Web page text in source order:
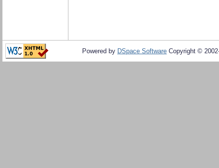
Powered by DSpace Software Copyright ©